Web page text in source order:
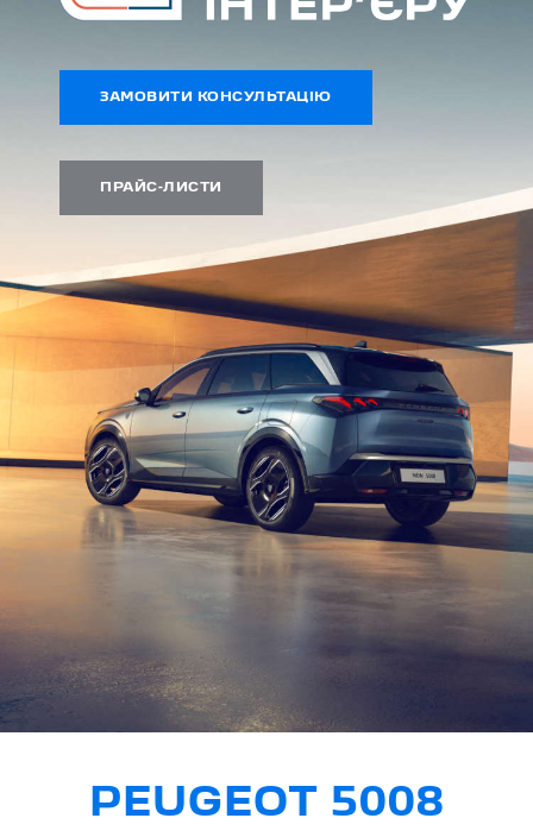
ЗАМОВИТИ КОНСУЛЬТАЦІЮ
ПРАЙС-ЛИСТИ
PEUGEOT 5008